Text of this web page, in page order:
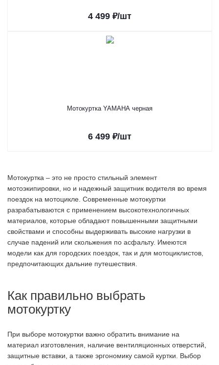
4 499 ₽/шт
Мотокуртка YAMAHA черная
6 499 ₽/шт
Мотокуртка – это не просто стильный элемент
мотоэкипировки, но и надежный защитник водителя во время
поездок на мотоцикле. Современные мотокуртки
разрабатываются с применением высокотехнологичных
материалов, которые обладают повышенными защитными
свойствами и способны выдерживать высокие нагрузки в
случае падений или скольжения по асфальту. Имеются
модели как для городских поездок, так и для мотоциклистов,
предпочитающих дальние путешествия.
Как правильно выбрать
мотокуртку
При выборе мотокуртки важно обратить внимание на
материал изготовления, наличие вентиляционных отверстий,
защитные вставки, а также эргономику самой куртки. Выбор